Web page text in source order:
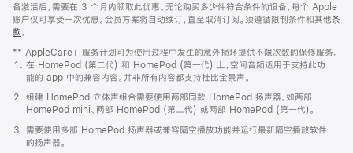
备激活后，需要在 3 个月内领取此优惠。无论购买多少件符合条件的设备，每个 Apple
账户仅可享受一次优惠。会员方案将自动续订，直至取消订阅。须遵循限制条件和其他条
款。
窗
口
中
打
开)
** AppleCare+ 服务计划可为使用过程中发生的意外损坏提供不限次数的保修服务。
在 HomePod (第二代) 和 HomePod (第一代) 上，空间音频适用于支持此功
能的 app 中的兼容内容。并非所有内容都支持杜比全景声。
组建 HomePod 立体声组合需要使用两部同款 HomePod 扬声器，如两部
HomePod mini、两部 HomePod (第二代) 或两部 HomePod (第一代)。
需要使用多部 HomePod 扬声器或兼容隔空播放功能并运行最新隔空播放软件
的扬声器。